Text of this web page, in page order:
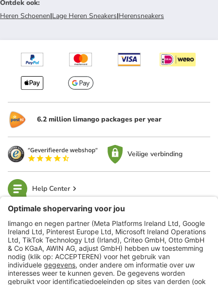
Ontdek ook:
Heren Schoenen|Lage Heren Sneakers|Herensneakers
6.2 million limango packages per year
Veilige verbinding
Help Center
limango
Veilig winkelen
Klantenservice